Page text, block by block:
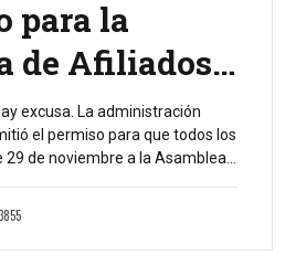
para la
de Afiliados
excusa. La administración
el permiso para que todos los
de noviembre a la Asamblea
compartir con ustedes cómo
y cuáles son nuestras
pintosos, elegantes o […]